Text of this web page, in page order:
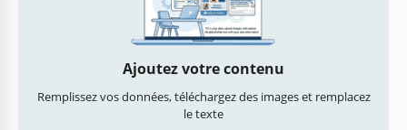
Ajoutez votre contenu
Remplissez vos données, téléchargez des images et remplacez
le texte